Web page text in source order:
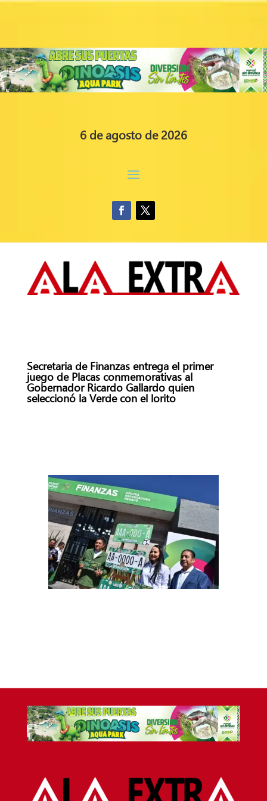
6 de agosto de 2026
Secretaria de Finanzas entrega el primer
juego de Placas conmemorativas al
Gobernador Ricardo Gallardo quien
seleccionó la Verde con el lorito